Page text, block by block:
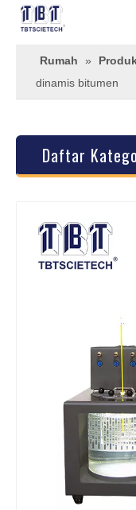
Rumah »
dinamis bitumen
Daftar